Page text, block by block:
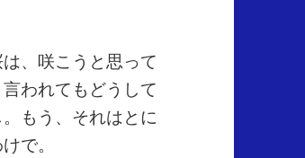
、咲こうと思って
われてもどうして
もう、それはとに
で。